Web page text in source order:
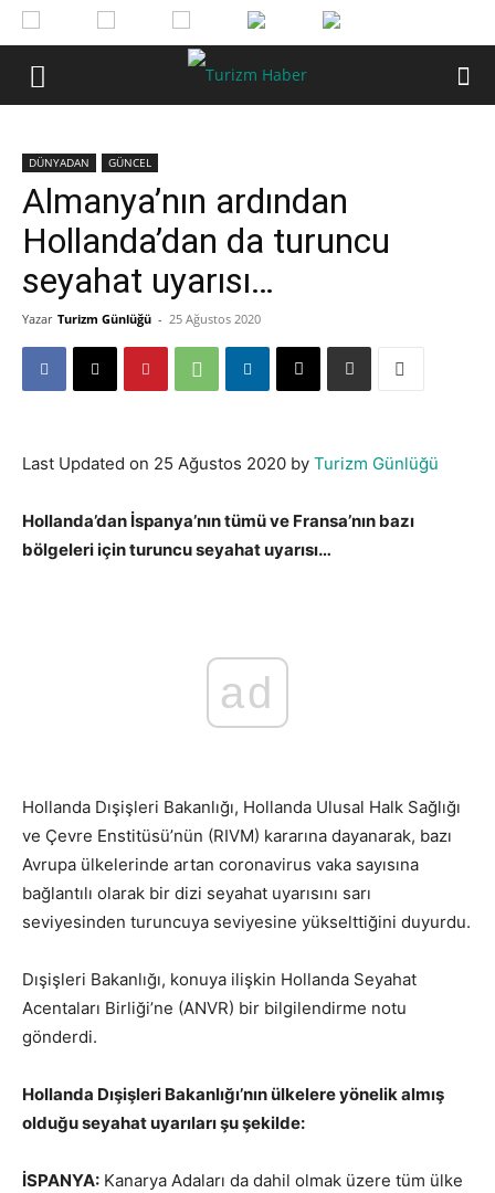
DÜNYADAN GÜNCEL
Almanya’nın ardından
Hollanda’dan da turuncu
seyahat uyarısı…
Yazar Turizm Günlüğü - 25 Ağustos 2020
Last Updated on 25 Ağustos 2020 by Turizm Günlüğü
Hollanda’dan İspanya’nın tümü ve Fransa’nın bazı
bölgeleri için turuncu seyahat uyarısı…
ad
Hollanda Dışişleri Bakanlığı, Hollanda Ulusal Halk Sağlığı
ve Çevre Enstitüsü’nün (RIVM) kararına dayanarak, bazı
Avrupa ülkelerinde artan coronavirus vaka sayısına
bağlantılı olarak bir dizi seyahat uyarısını sarı
seviyesinden turuncuya seviyesine yükselttiğini duyurdu.
Dışişleri Bakanlığı, konuya ilişkin Hollanda Seyahat
Acentaları Birliği’ne (ANVR) bir bilgilendirme notu
gönderdi.
Hollanda Dışişleri Bakanlığı’nın ülkelere yönelik almış
olduğu seyahat uyarıları şu şekilde:
İSPANYA: Kanarya Adaları da dahil olmak üzere tüm ülke